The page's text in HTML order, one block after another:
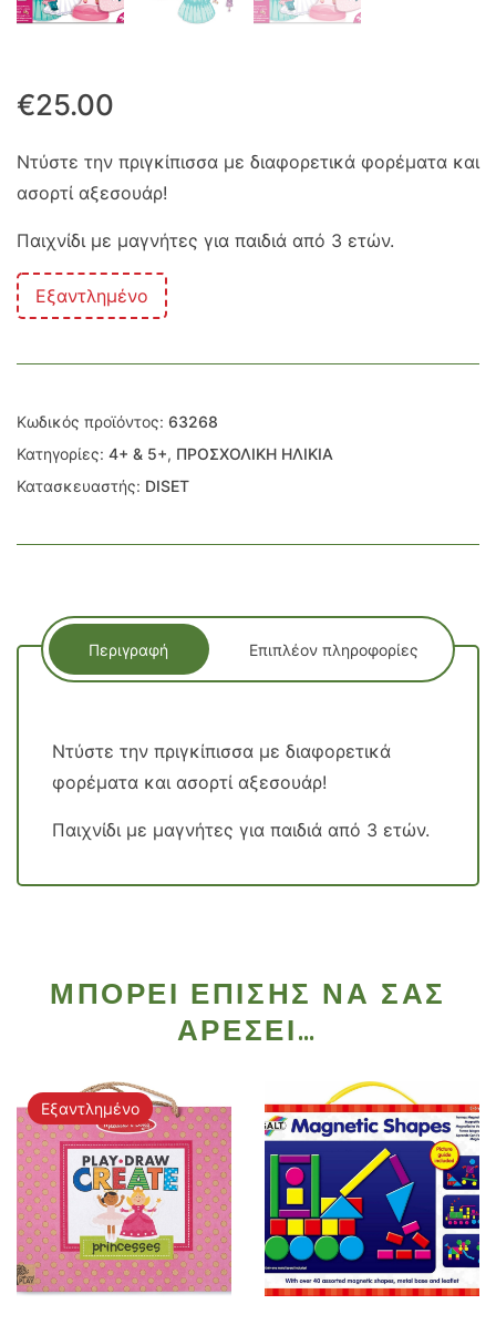
€25.00
Ντύστε την πριγκίπισσα με διαφορετικά φορέματα και
ασορτί αξεσουάρ!
Παιχνίδι με μαγνήτες για παιδιά από 3 ετών.
Εξαντλημένο
Κωδικός προϊόντος: 63268
Κατηγορίες: 4+ & 5+, ΠΡΟΣΧΟΛΙΚΗ ΗΛΙΚΙΑ
Κατασκευαστής: DISET
Περιγραφή Επιπλέον πληροφορίες
Ντύστε την πριγκίπισσα με διαφορετικά
φορέματα και ασορτί αξεσουάρ!
Παιχνίδι με μαγνήτες για παιδιά από 3 ετών.
ΜΠΟΡΕΊ ΕΠΊΣΗΣ ΝΑ ΣΑΣ
ΑΡΈΣΕΙ…
Εξαντλημένο